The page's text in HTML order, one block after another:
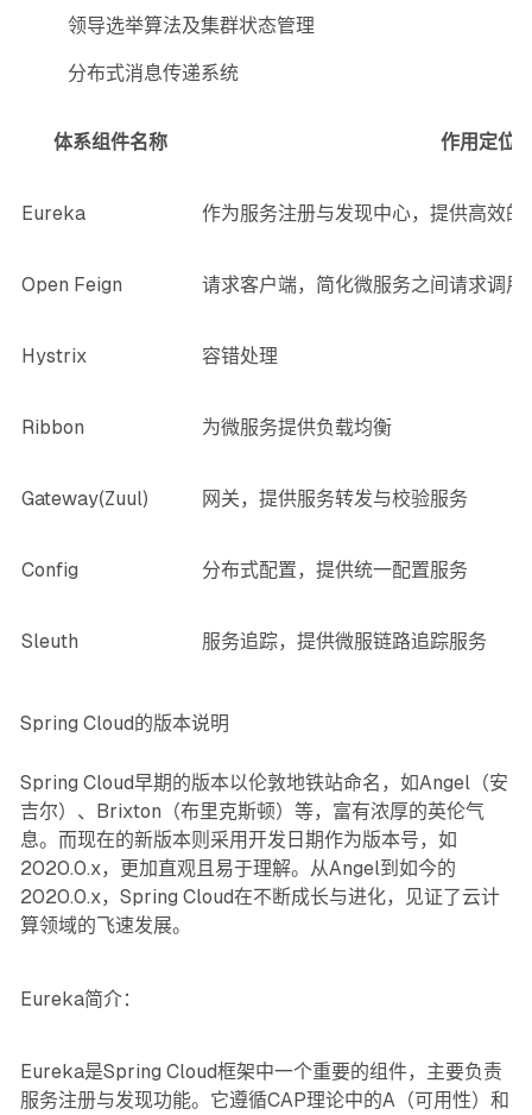
领导选举算法及集群状态管理
分布式消息传递系统
体系组件名称 作用定位
Eureka 作为服务注册与发现中心，提供高效
Open Feign 请求客户端，简化微服务之间请求调
Hystrix 容错处理
Ribbon 为微服务提供负载均衡
Gateway(Zuul) 网关，提供服务转发与校验服务
Config 分布式配置，提供统一配置服务
Sleuth 服务追踪，提供微服链路追踪服务
Spring Cloud的版本说明
Spring Cloud早期的版本以伦敦地铁站命名，如Angel（安
吉尔）、Brixton（布里克斯顿）等，富有浓厚的英伦气
息。而现在的新版本则采用开发日期作为版本号，如
2020.0.x，更加直观且易于理解。从Angel到如今的
2020.0.x，Spring Cloud在不断成长与进化，见证了云计
算领域的飞速发展。
Eureka简介：
Eureka是Spring Cloud框架中一个重要的组件，主要负责
服务注册与发现功能。它遵循CAP理论中的A（可用性）和